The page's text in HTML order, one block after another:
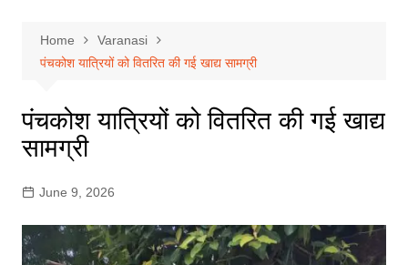
Home
Varanasi
पंचकोश यात्रियों को वितरित की गई खाद्य सामग्री
पंचकोश यात्रियों को वितरित की गई खाद्य
सामग्री
June 9, 2026